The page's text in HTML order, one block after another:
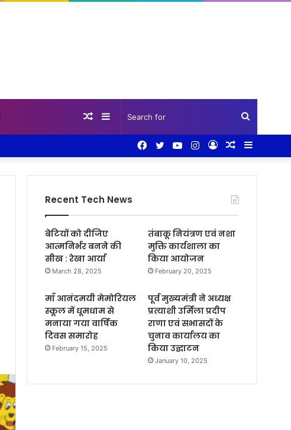
Search
for
Sidebar
Random
Sidebar
Random
Log
Instagram
YouTube
Twitter
Facebook
Recent Tech News
बेटियों को दीजिए
आत्मनिर्भर बनने की
सीख : रेखा आर्या
March 28, 2025
तंबाकू नियंत्रण एवं नशा
मुक्ति कार्यशाला का
किया आयोजन
February 20, 2025
माँ आनंदमयी मेमोरियल
स्कूल में धूमधाम से
मनाया गया वार्षिक
दिवस समारोह
February 15, 2025
पूर्व मुख्यमंत्री ने अध्यक्ष
प्रत्याशी उर्मिला प्रदीप
राणा एवं सभासदों के
चुनाव कार्यालय का
किया उद्घाटन
January 10, 2025